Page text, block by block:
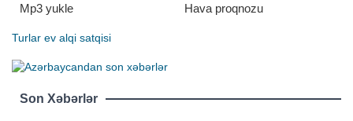
Mp3 yukle
Hava proqnozu
Turlar ev alqi satqisi
Son Xəbərlər